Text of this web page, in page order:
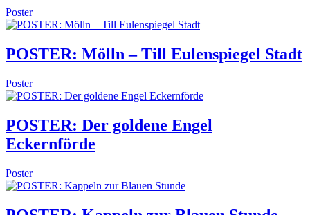
Poster
POSTER: Mölln – Till Eulenspiegel Stadt
Poster
POSTER: Der goldene Engel
Eckernförde
Poster